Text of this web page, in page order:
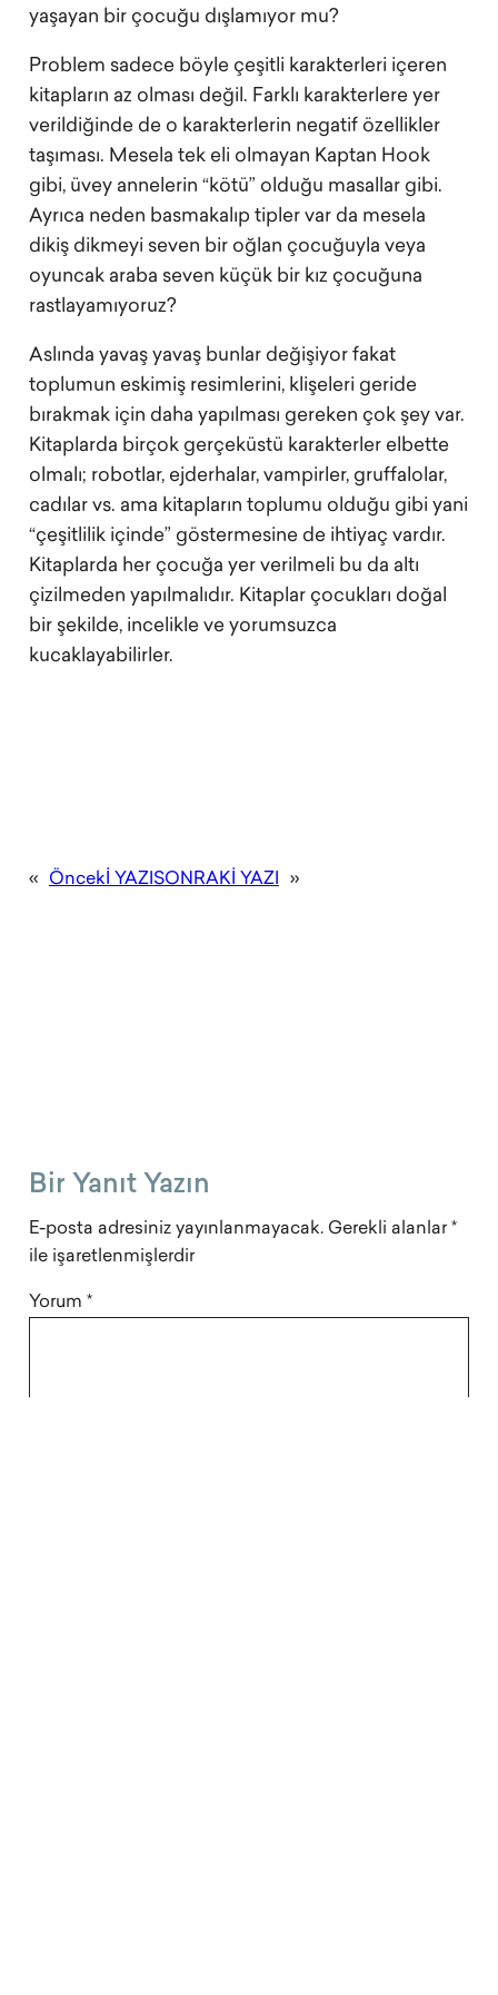
yaşayan bir çocuğu dışlamıyor mu?
Problem sadece böyle çeşitli karakterleri içeren
kitapların az olması değil. Farklı karakterlere yer
verildiğinde de o karakterlerin negatif özellikler
taşıması. Mesela tek eli olmayan Kaptan Hook
gibi, üvey annelerin “kötü” olduğu masallar gibi.
Ayrıca neden basmakalıp tipler var da mesela
dikiş dikmeyi seven bir oğlan çocuğuyla veya
oyuncak araba seven küçük bir kız çocuğuna
rastlayamıyoruz?
Aslında yavaş yavaş bunlar değişiyor fakat
toplumun eskimiş resimlerini, klişeleri geride
bırakmak için daha yapılması gereken çok şey var.
Kitaplarda birçok gerçeküstü karakterler elbette
olmalı; robotlar, ejderhalar, vampirler, gruffalolar,
cadılar vs. ama kitapların toplumu olduğu gibi yani
“çeşitlilik içinde” göstermesine de ihtiyaç vardır.
Kitaplarda her çocuğa yer verilmeli bu da altı
çizilmeden yapılmalıdır. Kitaplar çocukları doğal
bir şekilde, incelikle ve yorumsuzca
kucaklayabilirler.
« Öncekİ YAZI SONRAKİ YAZI »
Bir Yanıt Yazın
E-posta adresiniz yayınlanmayacak. Gerekli alanlar *
ile işaretlenmişlerdir
Yorum *